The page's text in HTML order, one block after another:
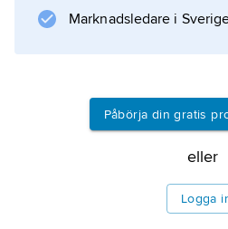
Marknadsledare i
Påbörja din gratis
eller
Logga